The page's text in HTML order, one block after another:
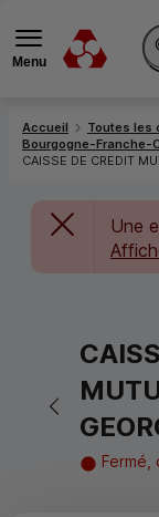
Menu
Accueil Toutes les
Bourgogne-Franche-
CAISSE DE CREDIT
Une
Retour vers
Fermé,